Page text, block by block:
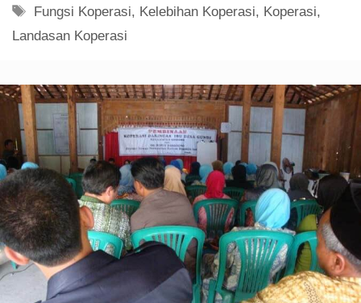
Tag
Fungsi Koperasi, Kelebihan Koperasi, Koperasi,
Landasan Koperasi